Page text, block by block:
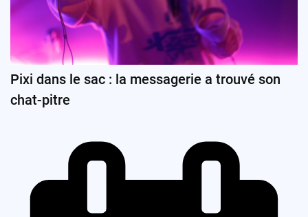
Pixi dans le sac : la messagerie a trouvé son
chat-pitre